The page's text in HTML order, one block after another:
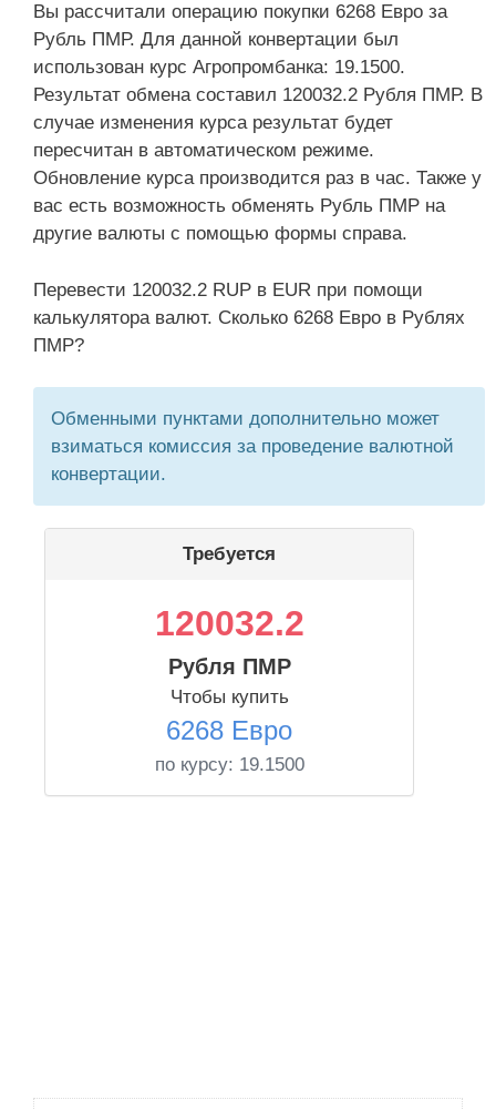
Вы рассчитали операцию покупки 6268 Евро за
Рубль ПМР. Для данной конвертации был
использован курс Агропромбанка: 19.1500.
Результат обмена составил 120032.2 Рубля ПМР. В
случае изменения курса результат будет
пересчитан в автоматическом режиме.
Обновление курса производится раз в час. Также у
вас есть возможность обменять Рубль ПМР на
другие валюты с помощью формы справа.
Перевести 120032.2 RUP в EUR при помощи
калькулятора валют. Сколько 6268 Евро в Рублях
ПМР?
Обменными пунктами дополнительно может
взиматься комиссия за проведение валютной
конвертации.
Требуется
120032.2
Рубля ПМР
Чтобы купить
6268 Евро
по курсу: 19.1500